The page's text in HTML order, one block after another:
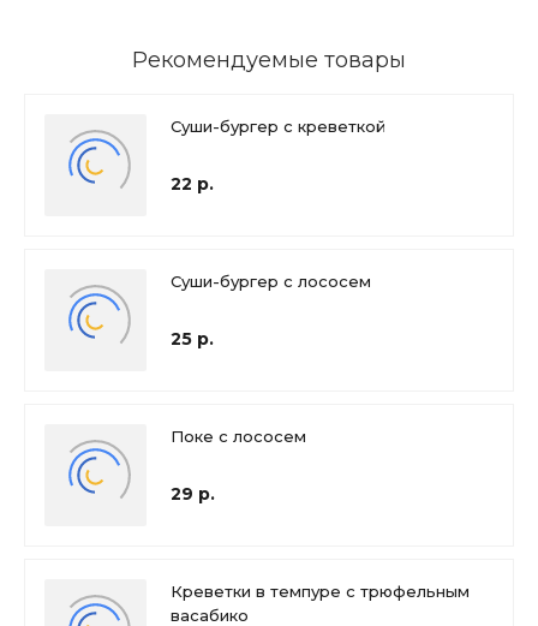
Рекомендуемые товары
Суши-бургер с креветкой
22 р.
Суши-бургер с лососем
25 р.
Поке с лососем
29 р.
Креветки в темпуре с трюфельным
васабико